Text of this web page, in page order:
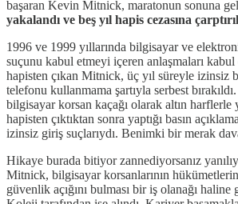
başaran Kevin Mitnick, maratonun sonuna
yakalandı ve beş yıl hapis cezasına
1996 ve 1999 yıllarında bilgisayar ve
suçunu kabul etmeyi içeren anlaşmaları kabul
hapisten çıkan Mitnick, üç yıl süreyle izinsiz
telefonu kullanmama şartıyla serbest bırakıldı.
bilgisayar korsan kaçağı olarak altın
hapisten çıktıktan sonra yaptığı basın
izinsiz giriş suçlarıydı. Benimki bir merak
Hikaye burada bitiyor zannediyorsanız
Mitnick, bilgisayar korsanlarının
güvenlik açığını bulması bir iş olanağı